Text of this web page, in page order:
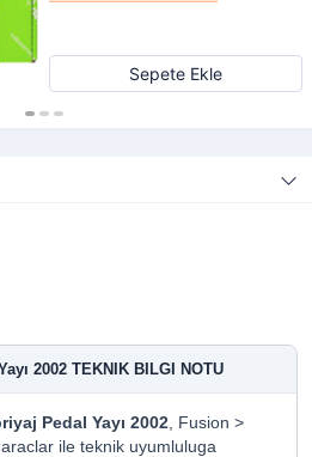
Sepete Ekle
2002 TEKNIK BILGI NOTU
Pedal Yayı 2002, Fusion >
ile teknik uyumluluga